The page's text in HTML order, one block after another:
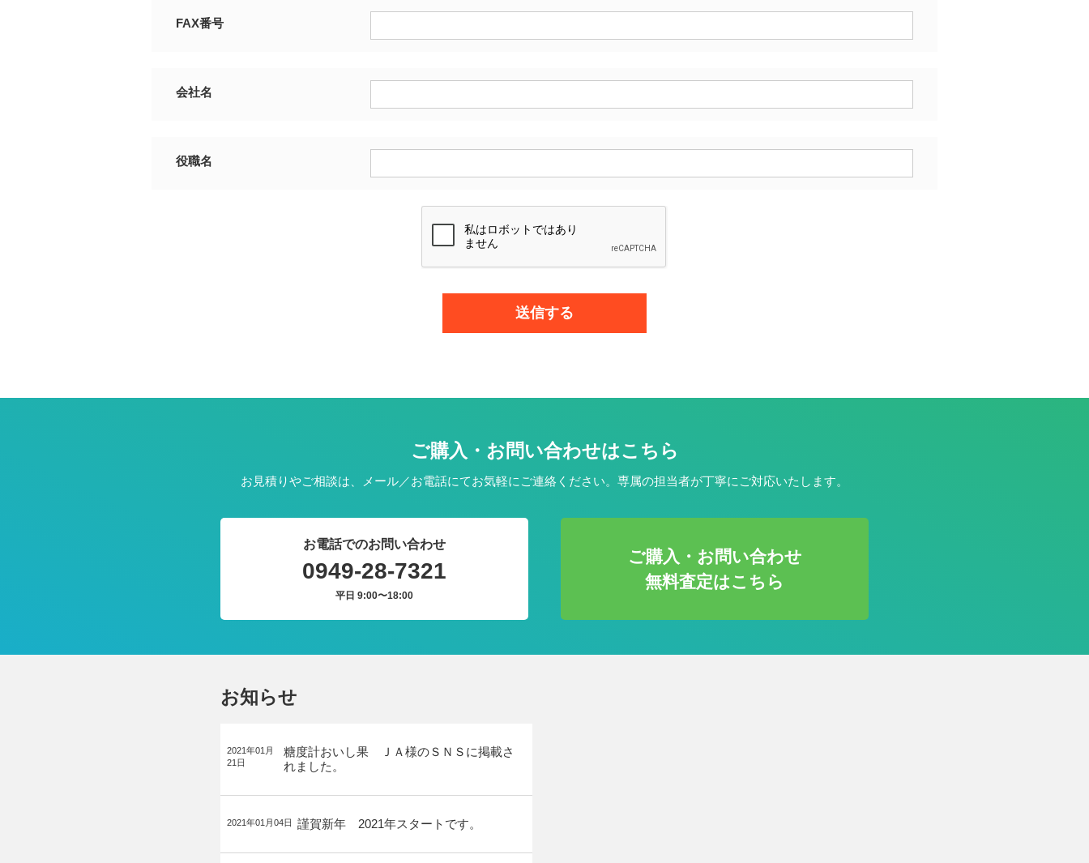
FAX番号
会社名
役職名
ご購入・お問い合わせはこちら
お見積りやご相談は、メール／お電話にてお気軽にご連絡ください。専属の担当者が丁寧にご対応いたします。
お電話でのお問い合わせ
0949-28-7321
平日 9:00〜18:00
ご購入・お問い合わせ
無料査定はこちら
お知らせ
2021年01月
21日
糖度計おいし果 ＪＡ様のＳＮＳに掲載さ
れました。
2021年01月04日 謹賀新年 2021年スタートです。